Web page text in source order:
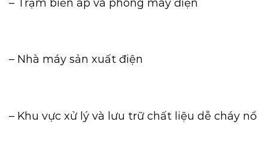
– Trạm biến áp và phòng máy điện
– Nhà máy sản xuất điện
– Khu vực xử lý và lưu trữ chất liệu dễ cháy nổ